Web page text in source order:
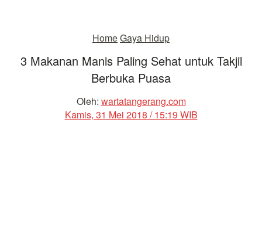
HomeGaya Hidup
3 Makanan Manis Paling Sehat untuk Takjil
Berbuka Puasa
Oleh: wartatangerang.com
Kamis, 31 Mei 2018 / 15:19 WIB